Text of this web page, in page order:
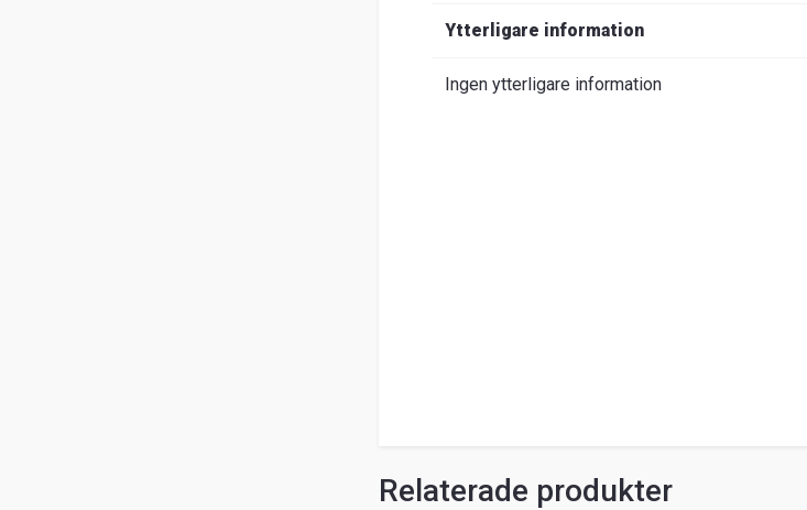
Ytterligare information
Ingen ytterligare information
Relaterade produkter